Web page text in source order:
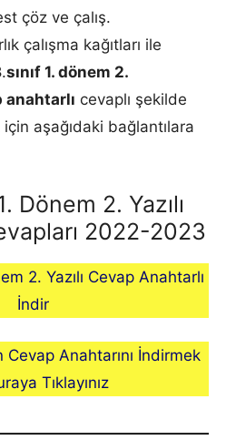
çöz ve çalış.
çalışma kağıtları ile
.sınıf 1. dönem 2.
anahtarlı cevaplı şekilde
aşağıdaki bağlantılara
Dönem 2. Yazılı
2022-2023
2. Yazılı Cevap Anahtarlı
İndir
Cevap Anahtarını İndirmek
Tıklayınız